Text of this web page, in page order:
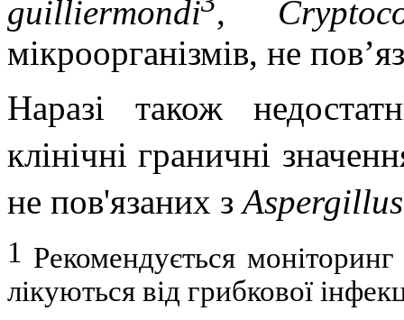
guilliermondi ,
мікроорганізмів, не
Наразі також
клінічні граничні
не пов'язаних з
1 Рекомендується моніторинг
лікуються від грибкової